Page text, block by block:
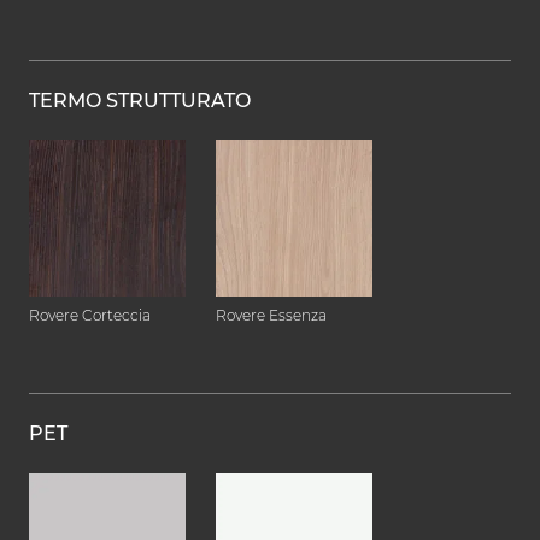
TERMO STRUTTURATO
Rovere Corteccia Rovere Essenza
PET